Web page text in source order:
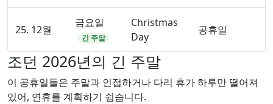
25. 12월
금요일
긴 주말
Christmas
Day
공휴일
조던 2026년의 긴 주말
이 공휴일들은 주말과 인접하거나 다리 휴가 하루만 떨어져
있어, 연휴를 계획하기 쉽습니다.